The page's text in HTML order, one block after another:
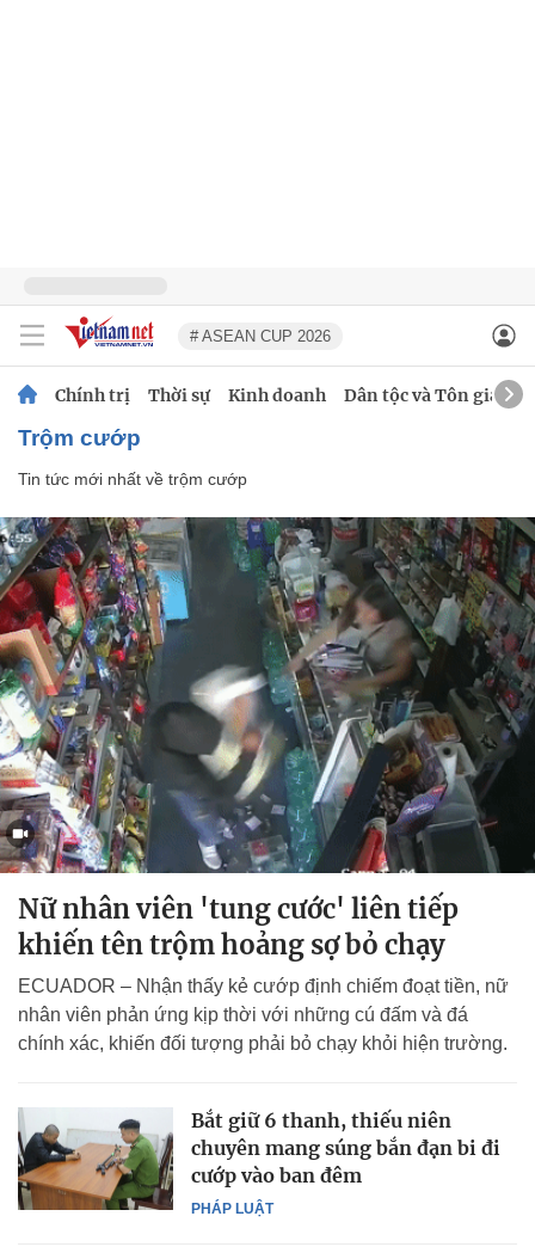
# ASEAN CUP 2026
Chính trị Thời sự Kinh doanh Dân tộc và Tôn giáo
trộm cướp
Tin tức mới nhất về trộm cướp
Nữ nhân viên 'tung cước' liên tiếp
khiến tên trộm hoảng sợ bỏ chạy
ECUADOR – Nhận thấy kẻ cướp định chiếm đoạt tiền, nữ
nhân viên phản ứng kịp thời với những cú đấm và đá
chính xác, khiến đối tượng phải bỏ chạy khỏi hiện trường.
PHÁP LUẬT
Bắt giữ 6 thanh, thiếu niên
chuyên mang súng bắn đạn bi đi
cướp vào ban đêm